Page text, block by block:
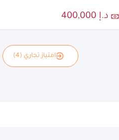
د.إ 400,000
امتياز تجاري (4)